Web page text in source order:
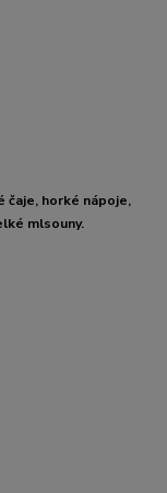
čaje, horké nápoje,
mlsouny.